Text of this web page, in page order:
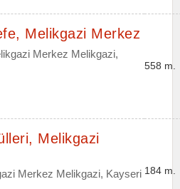
Melikgazi Merkez
Merkez Melikgazi,
558 m.
Melikgazi
Merkez Melikgazi, Kayseri 184 m.